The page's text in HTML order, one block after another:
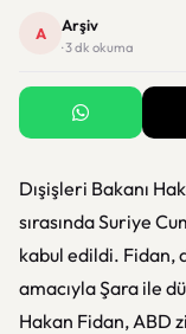
A Arşiv
· 3 dk okuma
Dışişleri Bakanı
sırasında Suriye
kabul edildi. Fidan,
amacıyla Şara ile
Hakan Fidan, ABD